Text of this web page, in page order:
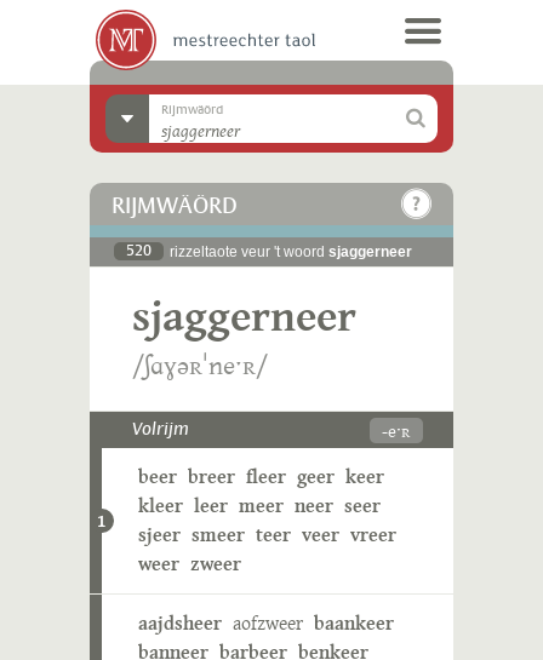
Rijmwäörd
RIJMWÄÖRD
520 rizzeltaote veur 't woord sjaggerneer
sjaggerneer
/ʃɑɣəʀˈneˑʀ/
Volrijm -eˑʀ
1
beer breer fleer geer keer
kleer leer meer neer seer
sjeer smeer teer veer vreer
weer zweer
aajdsheer aofzweer baankeer
banneer barbeer benkeer